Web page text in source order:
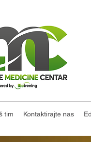
tim Kontaktirajte nas